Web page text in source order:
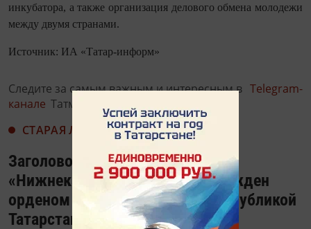
инкубатора, а также организация делового обмена молодежи
между двумя странами.
Источник: ИА «Татар-информ»
Следите за самым важным и интересным в Telegram-
канале Татмедиа
СТАРАЯ ЛЕНТА НОВОСТЕЙ
Заголовок: Коллектив
«Нижнекамскнефтехима» награжден
орденом «За заслуги перед Республикой
Татарстан»